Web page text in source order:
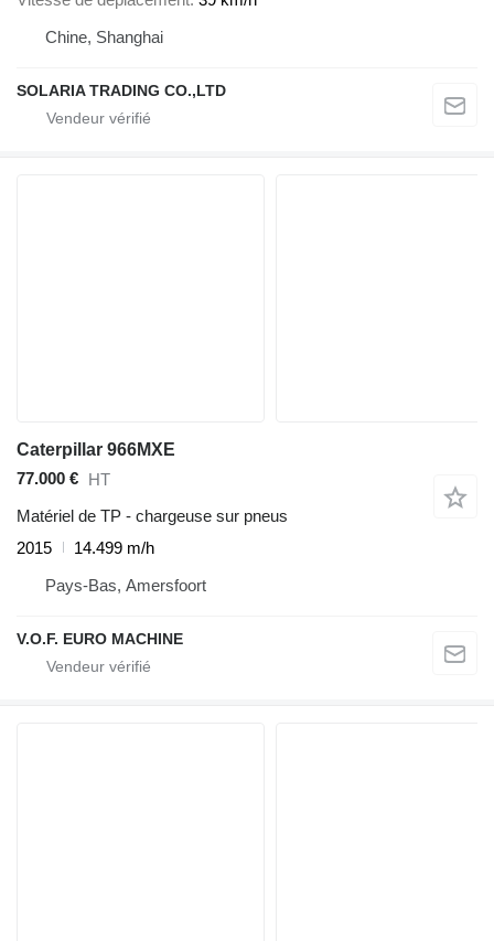
Chine, Shanghai
SOLARIA TRADING CO.,LTD
Caterpillar 966MXE
77.000 € HT
Matériel de TP - chargeuse sur pneus
2015
14.499 m/h
Pays-Bas, Amersfoort
V.O.F. EURO MACHINE